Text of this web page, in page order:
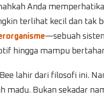
Anda
terlihat kecil dan tak
—sebuah
hingga mampu
lahir dari filosofi ini.
madu. Bukan sekadar